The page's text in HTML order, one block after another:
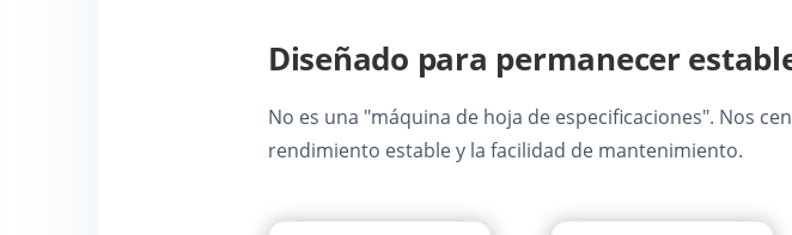
Diseñado para permanecer
No es una "máquina de hoja de especificaciones". Nos
rendimiento estable y la facilidad de mantenimiento.